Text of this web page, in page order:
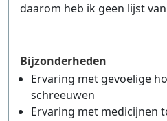
daarom heb ik geen lijst
Bijzonderheden
Ervaring met gevoelige
schreeuwen
Ervaring met medicijnen